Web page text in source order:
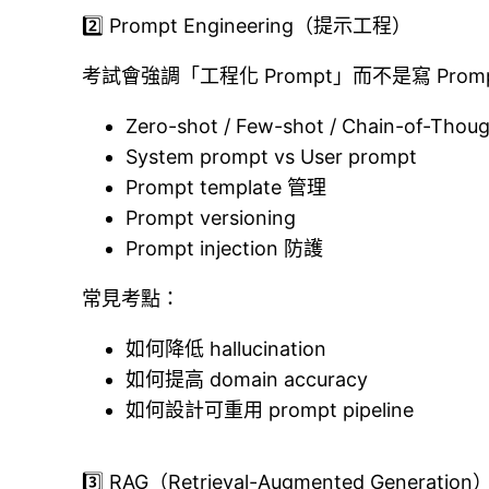
2️⃣ Prompt Engineering（提示工程）
考試會強調「工程化 Prompt」而不是寫
Zero-shot / Few-shot / Chain-of-
System prompt vs User prompt
Prompt template 管理
Prompt versioning
Prompt injection 防護
常見考點：
如何降低 hallucination
如何提高 domain accuracy
如何設計可重用 prompt pipeline
3️⃣ RAG（Retrieval-Augmented Generation）